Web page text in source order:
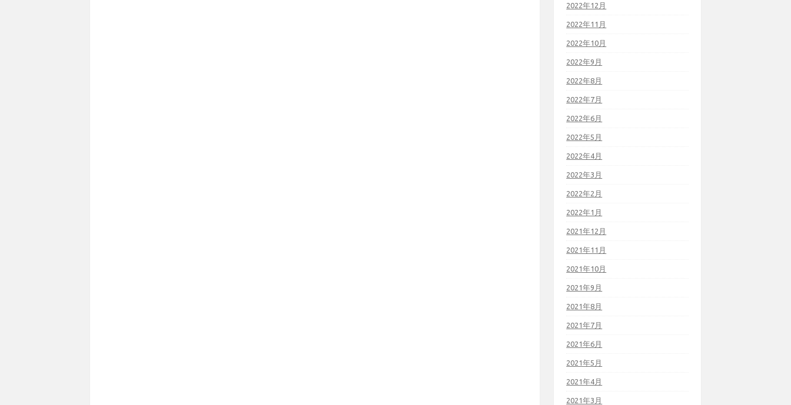
2022年12月
2022年11月
2022年10月
2022年9月
2022年8月
2022年7月
2022年6月
2022年5月
2022年4月
2022年3月
2022年2月
2022年1月
2021年12月
2021年11月
2021年10月
2021年9月
2021年8月
2021年7月
2021年6月
2021年5月
2021年4月
2021年3月